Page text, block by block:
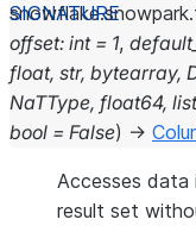
offset: int = 1,
float, str, bytearray,
NaTType, float64, list
bool = False) →
Accesses data
result set